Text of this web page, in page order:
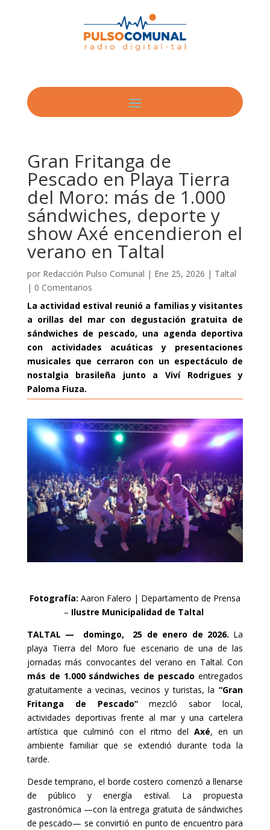
Gran Fritanga de
Pescado en Playa Tierra
del Moro: más de 1.000
sándwiches, deporte y
show Axé encendieron el
verano en Taltal
por Redacción Pulso Comunal | Ene 25, 2026 | Taltal
| 0 Comentarios
La actividad estival reunió a familias y visitantes
a orillas del mar con degustación gratuita de
sándwiches de pescado, una agenda deportiva
con actividades acuáticas y presentaciones
musicales que cerraron con un espectáculo de
nostalgia brasileña junto a Viví Rodrigues y
Paloma Fiuza.
Fotografía: Aaron Falero | Departamento de Prensa
– Ilustre Municipalidad de Taltal
TALTAL — domingo, 25 de enero de 2026. La
playa Tierra del Moro fue escenario de una de las
jornadas más convocantes del verano en Taltal. Con
más de 1.000 sándwiches de pescado entregados
gratuitamente a vecinas, vecinos y turistas, la“Gran
Fritanga de Pescado”mezcló sabor local,
actividades deportivas frente al mar y una cartelera
artística que culminó con el ritmo delAxé, en un
ambiente familiar que se extendió durante toda la
tarde.
Desde temprano, el borde costero comenzó a llenarse
de público y energía estival. La propuesta
gastronómica —con la entrega gratuita de sándwiches
de pescado— se convirtió en punto de encuentro para